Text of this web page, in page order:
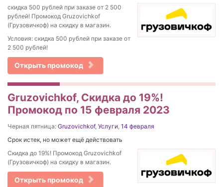
скидка 500 рублей при заказе от 2 500
рублей! Промокод Gruzovichkof
(Грузовичкоф) на скидку в магазин.
Условия: скидка 500 рублей при заказе от
2 500 рублей!
Открыть промокод
Gruzovichkof, Скидка до 19%!
Промокод по 15 февраля 2023
Черная пятница: Gruzovichkof, Услуги, 14 февраля
Срок истек, но может ещё действовать
Скидка до 19%! Промокод Gruzovichkof
(Грузовичкоф) на скидку в магазин.
Открыть промокод